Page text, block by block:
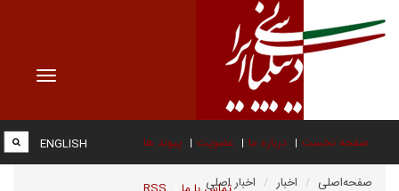
Toggle
صفحه نخست درباره ما عضویت پیوند ها ENGLISH
صفحه‌اصلی اخبار
اخبار اصلی